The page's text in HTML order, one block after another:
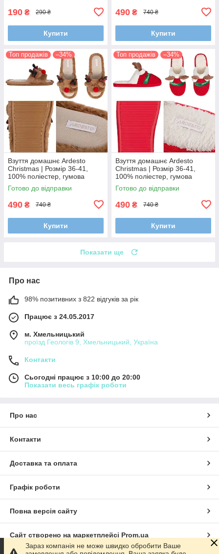
190 ₴ 290 ₴
Купити
490 ₴ 740 ₴
Купити
Топ продажів –34%
Взуття домашнє Ardesto
Christmas | Розмір 36-41,
100% поліестер, гумова
підошва, коричневий
Готово до відправки
490 ₴ 740 ₴
Купити
Топ продажів –34%
Взуття домашнє Ardesto
Christmas | Розмір 36-41,
100% поліестер, гумова
підошва, червоний
Готово до відправки
490 ₴ 740 ₴
Купити
Показати ще
Про нас
98% позитивних з 822 відгуків за рік
Працює з 24.05.2017
м. Хмельницький
проїзд Геологів 9, Хмельницький, Україна
Контакти
Сьогодні працює з 10:00 до 20:00
Показати весь графік роботи
Про нас
Контакти
Доставка та оплата
Графік роботи
Повна версія сайту
Сайт створено на маркетплейсі Prom.ua
Зараз компанія не може швидко обробити Ваше